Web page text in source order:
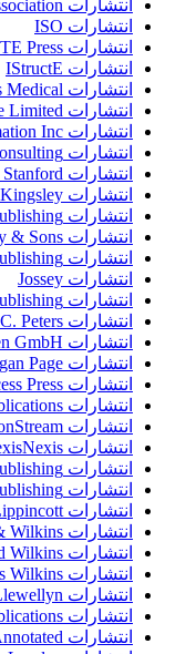
انتشارات International Association
انتشارات ISO
انتشارات ISTE Press
انتشارات IStructE
انتشارات Jaypee Brothers Medical
انتشارات Jaypee Brothers Medical Publishers Private Limited
انتشارات JCOM Automation Inc
انتشارات Jean Cunningham Consulting
انتشارات Jenny Stanford
انتشارات Jessica Kingsley
انتشارات John Benjamins Publishing
انتشارات John Wiley & Sons
انتشارات Jones House Publishing
انتشارات Jossey
انتشارات Kaplan Publishing
انتشارات Kathy L. Price and Esther C. Peters
انتشارات Klett Sprachen GmbH
انتشارات Kogan Page
انتشارات Language Success Press
انتشارات Laxmi Publications
انتشارات LessonStream
انتشارات LexisNexis
انتشارات LID Publishing
انتشارات Lioncrest Publishing
انتشارات Lippincott
انتشارات Lippincott Williams & Wilkins
انتشارات Lippincott Williams and Wilkins
انتشارات Lippincott Williams Wilkins
انتشارات Llewellyn
انتشارات Llewellyn Publications
انتشارات Llewellyn Publications; Annotated